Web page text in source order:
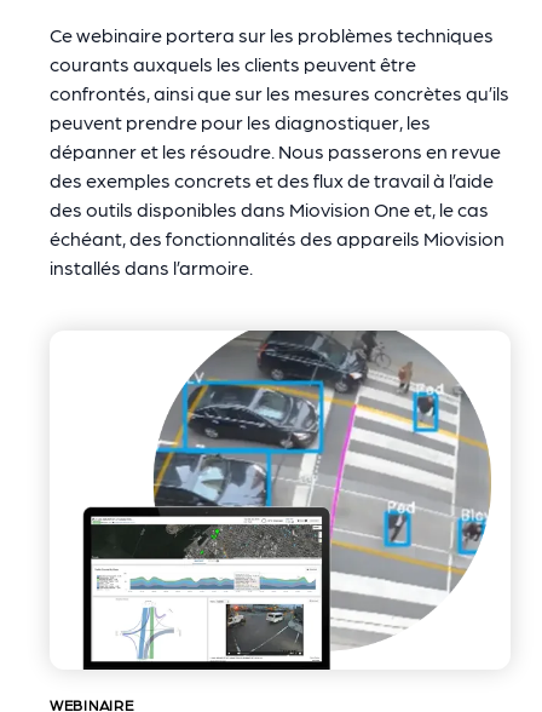
Ce webinaire portera sur les problèmes techniques
courants auxquels les clients peuvent être
confrontés, ainsi que sur les mesures concrètes qu’ils
peuvent prendre pour les diagnostiquer, les
dépanner et les résoudre. Nous passerons en revue
des exemples concrets et des flux de travail à l’aide
des outils disponibles dans Miovision One et, le cas
échéant, des fonctionnalités des appareils Miovision
installés dans l’armoire.
WEBINAIRE